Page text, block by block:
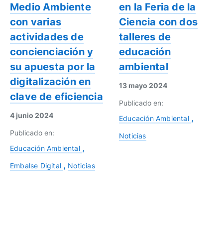
Medio Ambiente
con varias
actividades de
concienciación y
su apuesta por la
digitalización en
clave de eficiencia
4 junio 2024
Publicado en:
Educación Ambiental
Embalse Digital Noticias
en la Feria de la
Ciencia con dos
talleres de
educación
ambiental
13 mayo 2024
Publicado en:
Educación Ambiental
Noticias